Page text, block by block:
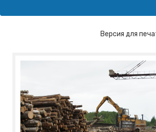
Версия для